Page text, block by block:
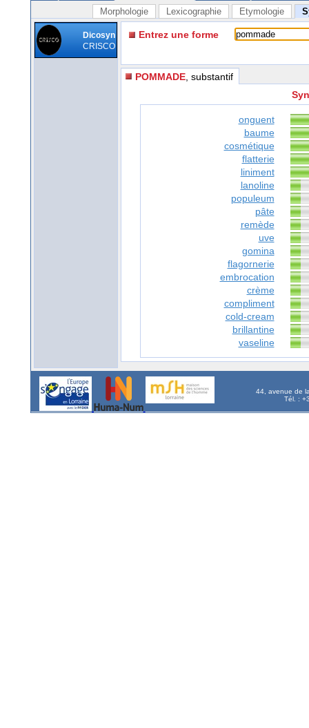
Morphologie Lexicographie Etymologie
Dicosyn
CRISCO
Entrez une forme
POMMADE , substantif
onguent
baume
cosmétique
flatterie
liniment
lanoline
populeum
pâte
remède
uve
gomina
flagornerie
embrocation
crème
compliment
cold-cream
brillantine
vaseline
44, avenue de
Tél. :